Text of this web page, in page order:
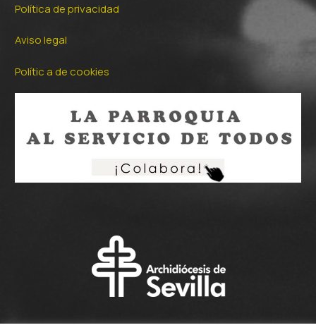
Política de privacidad
Aviso legal
Polític a de cookies